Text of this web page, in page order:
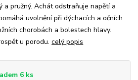
a pružný. Achát odstraňuje napětí a
uvolnění při dýchacích a očních
chorobách a bolestech hlavy.
u porodu.celý popis
6 ks